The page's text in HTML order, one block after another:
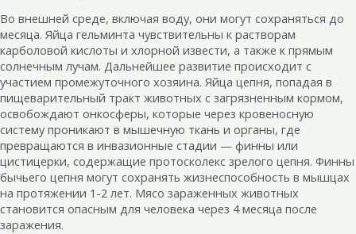
Во внешней среде, включая воду, они могут сохраняться до
месяца. Яйца гельминта чувствительны к растворам
карболовой кислоты и хлорной извести, а также к прямым
солнечным лучам. Дальнейшее развитие происходит с
участием промежуточного хозяина. Яйца цепня, попадая в
пищеварительный тракт животных с загрязненным кормом,
освобождают онкосферы, которые через кровеносную
систему проникают в мышечную ткань и органы, где
превращаются в инвазионные стадии — финны или
цистицерки, содержащие протосколекс зрелого цепня. Финны
бычьего цепня могут сохранять жизнеспособность в мышцах
на протяжении 1-2 лет. Мясо зараженных животных
становится опасным для человека через 4 месяца после
заражения.